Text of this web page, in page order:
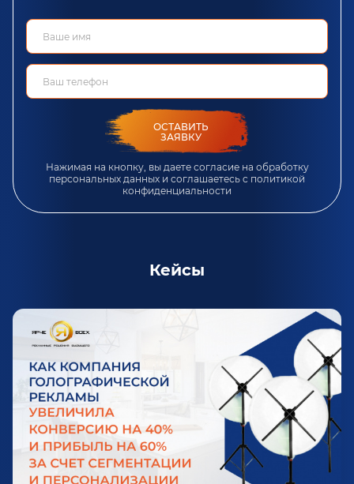
ОСТАВИТЬ
ЗАЯВКУ
Нажимая на кнопку, вы даете согласие на обработку
персональных данных и соглашаетесь c политикой
конфиденциальности
Кейсы